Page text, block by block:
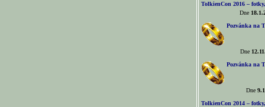
TolkienCon 2016 –
Dne
Pozvánka na
Dne
Pozvánka na
Dne
TolkienCon 2014 –